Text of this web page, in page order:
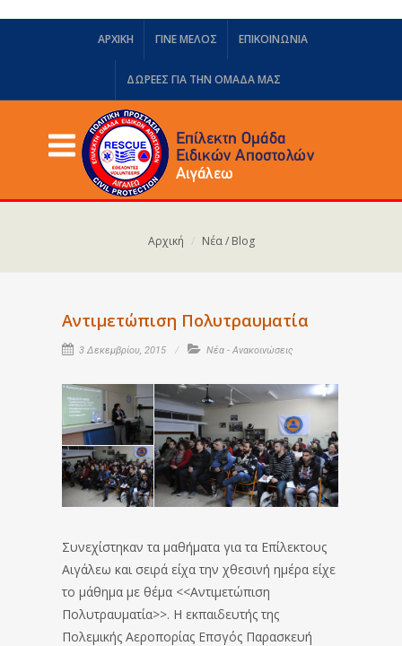
ΑΡΧΙΚΗ ΓΙΝΕ ΜΕΛΟΣ ΕΠΙΚΟΙΝΩΝΙΑ
ΔΩΡΕΈΣ ΓΙΑ ΤΗΝ ΟΜΆΔΑ ΜΑΣ
Αρχική Νέα / Blog
Αντιμετώπιση Πολυτραυματία
3 Δεκεμβρίου, 2015 Νέα - Ανακοινώσεις
Συνεχίστηκαν τα μαθήματα για τα Επίλεκτους
Αιγάλεω και σειρά είχα την χθεσινή ημέρα είχε
το μάθημα με θέμα <<Αντιμετώπιση
Πολυτραυματία>>. Η εκπαιδευτής της
Πολεμικής Αεροπορίας Επσγός Παρασκευή